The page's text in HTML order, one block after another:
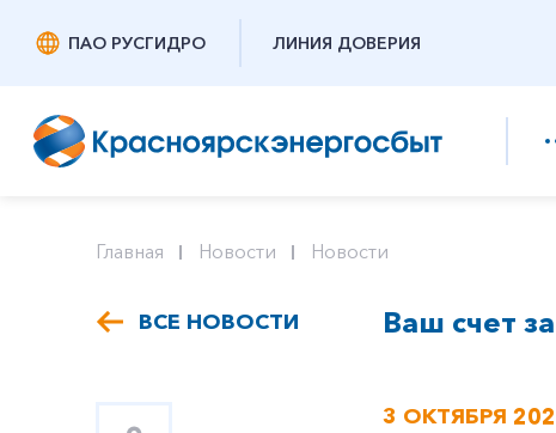
ПАО РУСГИДРО ЛИНИЯ ДОВЕРИЯ
Главная Новости Новости
ВСЕ НОВОСТИ Ваш счет
3 ОКТЯБРЯ